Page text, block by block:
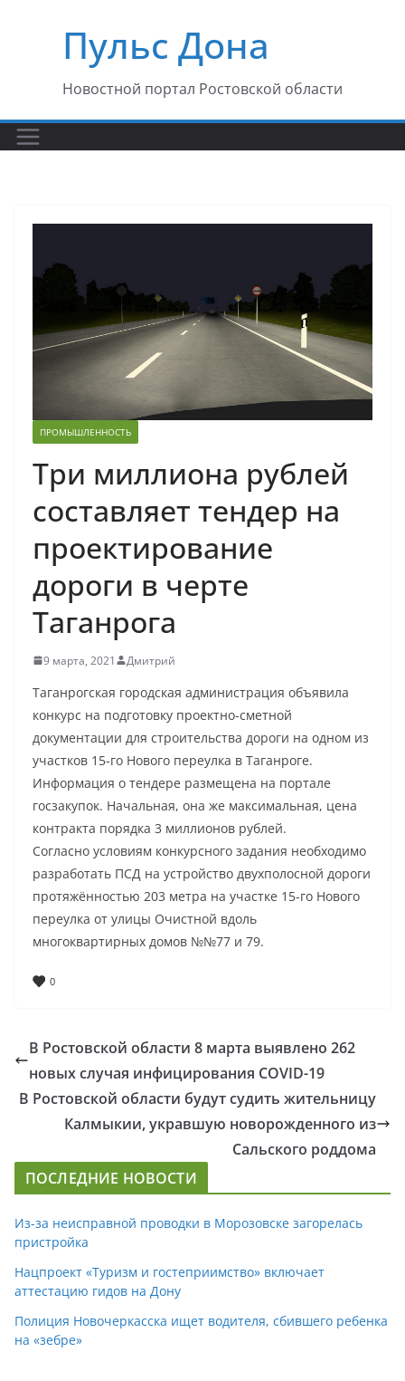
содержимомуПульс Дона
Новостной портал Ростовской области
ПРОМЫШЛЕННОСТЬ
Три миллиона рублей
составляет тендер на
проектирование
дороги в черте
Таганрога
9 марта, 2021 Дмитрий
Таганрогская городская администрация объявила
конкурс на подготовку проектно-сметной
документации для строительства дороги на одном из
участков 15-го Нового переулка в Таганроге.
Информация о тендере размещена на портале
госзакупок. Начальная, она же максимальная, цена
контракта порядка 3 миллионов рублей.
Согласно условиям конкурсного задания необходимо
разработать ПСД на устройство двухполосной дороги
протяжённостью 203 метра на участке 15-го Нового
переулка от улицы Очистной вдоль
многоквартирных домов №№77 и 79.
0
В Ростовской области 8 марта выявлено 262
новых случая инфицирования COVID-19
В Ростовской области будут судить жительницу
Калмыкии, укравшую новорожденного из
Сальского роддома
ПОСЛЕДНИЕ НОВОСТИ
Из-за неисправной проводки в Морозовске загорелась
пристройка
Нацпроект «Туризм и гостеприимство» включает
аттестацию гидов на Дону
Полиция Новочеркасска ищет водителя, сбившего ребенка
на «зебре»